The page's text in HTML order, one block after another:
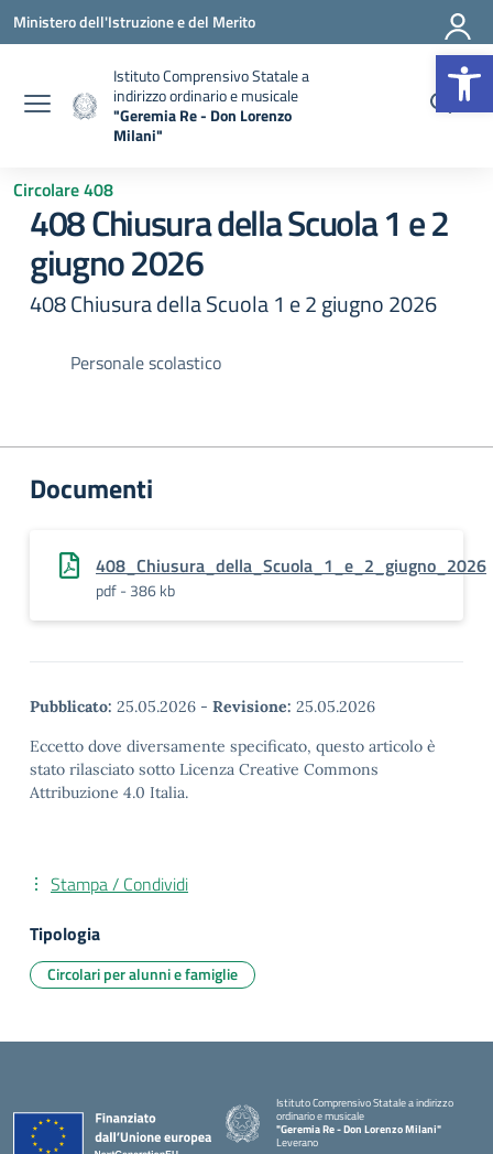
Vai ai contenuti
Vai al menu di navigazione
Vai al footer
Ministero dell'Istruzione e del Merito
Istituto Comprensivo Statale a
indirizzo ordinario e musicale
"Geremia Re - Don Lorenzo
Milani"
Circolare 408
408 Chiusura della Scuola 1 e 2
giugno 2026
408 Chiusura della Scuola 1 e 2 giugno 2026
Personale scolastico
Documenti
408_Chiusura_della_Scuola_1_e_2_giugno_2026
pdf - 386 kb
Pubblicato: 25.05.2026 - Revisione: 25.05.2026
Eccetto dove diversamente specificato, questo articolo è
stato rilasciato sotto Licenza Creative Commons
Attribuzione 4.0 Italia.
Stampa / Condividi
Tipologia
Circolari per alunni e famiglie
Istituto Comprensivo Statale a indirizzo
ordinario e musicale
"Geremia Re - Don Lorenzo Milani"
Leverano